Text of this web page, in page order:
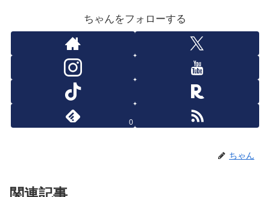
ちゃんをフォローする
0
ちゃん
関連記事